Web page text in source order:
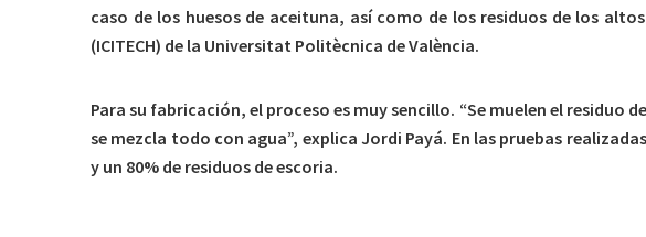
caso de los huesos de aceituna, así como de los residuos de los
(ICITECH) de la Universitat Politècnica de València.
Para su fabricación, el proceso es muy sencillo. “Se muelen el residuo
se mezcla todo con agua”, explica Jordi Payá. En las pruebas
y un 80% de residuos de escoria.